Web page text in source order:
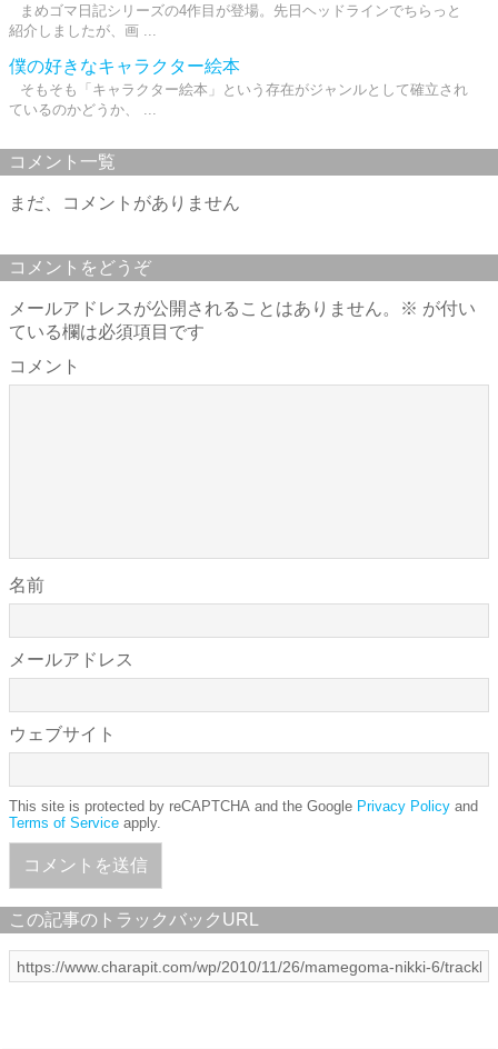
まめゴマ日記シリーズの4作目が登場。先日ヘッドラインでちらっと
紹介しましたが、画 ...
僕の好きなキャラクター絵本
そもそも「キャラクター絵本」という存在がジャンルとして確立され
ているのかどうか、 ...
コメント一覧
まだ、コメントがありません
コメントをどうぞ
メールアドレスが公開されることはありません。 ※ が付い
ている欄は必須項目です
コメント
名前
メールアドレス
ウェブサイト
This site is protected by reCAPTCHA and the Google Privacy Policy and
Terms of Service apply.
この記事のトラックバックURL